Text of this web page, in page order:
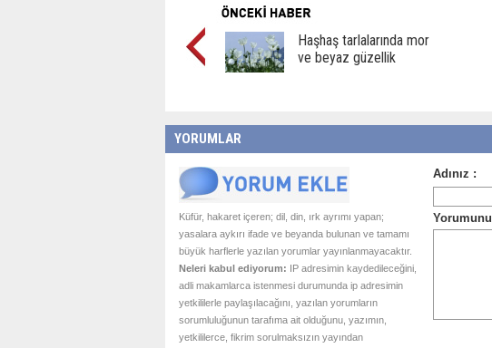
Haşhaş tarlalarında mor
ve beyaz güzellik
YORUMLAR
Küfür, hakaret içeren; dil, din, ırk ayrımı yapan;
yasalara aykırı ifade ve beyanda bulunan ve tamamı
büyük harflerle yazılan yorumlar yayınlanmayacaktır.
Neleri kabul ediyorum: IP adresimin kaydedileceğini,
adli makamlarca istenmesi durumunda ip adresimin
yetkililerle paylaşılacağını, yazılan yorumların
sorumluluğunun tarafıma ait olduğunu, yazımın,
yetkililerce, fikrim sorulmaksızın yayından